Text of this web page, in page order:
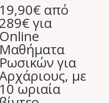
19,90€ από
289€ για
Online
Μαθήματα
Ρωσικών για
με
10 ωριαία